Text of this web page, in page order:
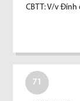
CBTT: V/v
71